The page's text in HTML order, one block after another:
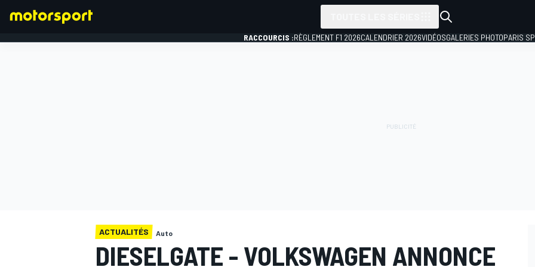
RACCOURCIS :RÈGLEMENT F1 2026CALENDRIER 2026VIDÉOSGALERIES PHOTOPARIS
ACTUALITÉS Auto
DIESELGATE - VOLKSWAGEN ANNONCE